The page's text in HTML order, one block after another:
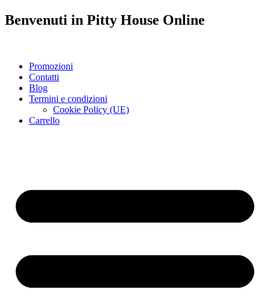
Benvenuti in Pitty House Online
Promozioni
Contatti
Blog
Termini e condizioni
Cookie Policy (UE)
Carrello